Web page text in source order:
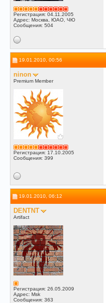
Регистрация: 04.11.2005
Адрес: Москва, ЮАО, ЧЮ
Сообщения: 504
19.01.2010, 00:56
ninon
Premium Member
Регистрация: 17.10.2005
Сообщения: 399
19.01.2010, 06:12
DENTNT
Artifact
Регистрация: 26.05.2009
Адрес: Msk
Сообщения: 363